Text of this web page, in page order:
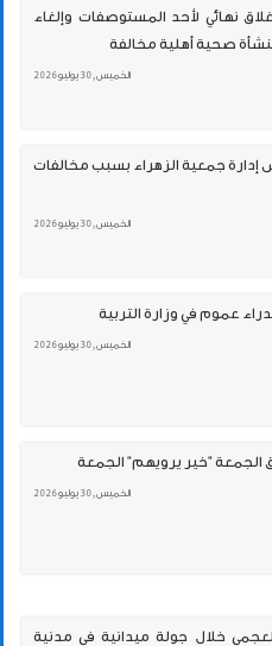
نهائي لأحد المستوصفات وإلغاء
صحية أهلية مخالفة
الخميس , 30 يوليو 2026
جمعية الزهراء بسبب مخالفات
الخميس , 30 يوليو 2026
الخميس , 30 يوليو 2026
الجمعة "خير يرويهم" الجمعة
الخميس , 30 يوليو 2026
خلال جولة ميدانية في مدنية